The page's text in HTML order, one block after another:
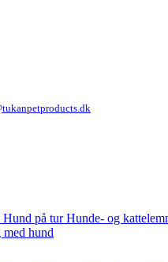
Hund på tur Hunde- og
hund